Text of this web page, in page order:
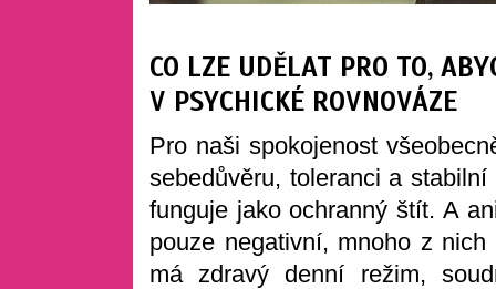
CO LZE UDĚLAT PRO TO,
V PSYCHICKÉ ROVNOVÁZE
Pro naši spokojenost
sebedůvěru, toleranci a
funguje jako ochranný štít. A
pouze negativní, mnoho z
má zdravý denní režim,